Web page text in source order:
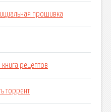
прошивка
рецептов
торрент